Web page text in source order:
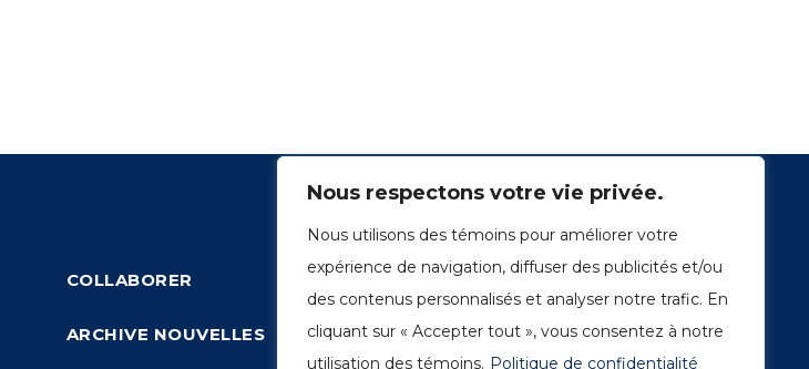
Nous respectons votre vie privée.
Nous utilisons des témoins pour améliorer votre
expérience de navigation, diffuser des publicités et/ou
des contenus personnalisés et analyser notre trafic. En
cliquant sur « Accepter tout », vous consentez à notre
utilisation des témoins. Politique de confidentialité
COLLABORER
ARCHIVE NOUVELLES
1249, rue du Sussex, unité 1078
Montréal (Québec) H3H 2A1